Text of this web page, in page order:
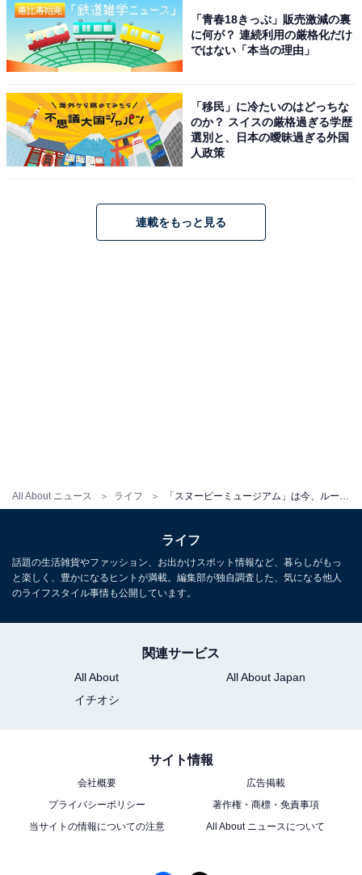
All About ニュース ライフ 「スヌーピーミュージアム」は今、ルーシーが主役！ リニューアル前最後の企画展
「青春18きっぷ」販売激減の裏
に何が？ 連続利用の厳格化だけ
ではない「本当の理由」
「移民」に冷たいのはどっちな
のか？ スイスの厳格過ぎる学歴
選別と、日本の曖昧過ぎる外国
人政策
連載をもっと見る
ライフ
話題の生活雑貨やファッション、お出かけスポット情報など、暮らしがもっ
と楽しく、豊かになるヒントが満載。編集部が独自調査した、気になる他人
のライフスタイル事情も公開しています。
関連サービス
All About
All About Japan
イチオシ
サイト情報
会社概要
広告掲載
プライバシーポリシー
著作権・商標・免責事項
当サイトの情報についての注意
All About ニュースについて